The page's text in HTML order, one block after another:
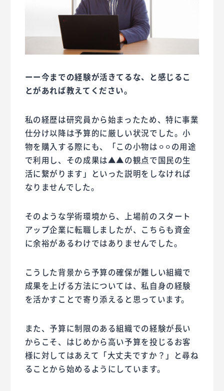
ーー今までの経験が活きてるな、と感じるこ
とがあれば教えてください。
私の経歴は研究員から始まったため、特に事業
仕分け以降は予算的に厳しい状況でした。小
物を購入する際にも、「この小物は⚪︎⚪︎の用途
で利用し、その成果は▲▲の観点で国民の生
活に繋がります」といった説明をしなければ
なりませんでした。
そのような学術環境から、上場前のスタート
アップ企業に転職しましたが、こちらも資金
に余裕があるわけではありませんでした。
こうした背景から予算の確保が難しい組織で
成果を上げる方法については、私自身の経験
を活かすことで寄り添えると思っています。
また、予算に制限のある組織での経験が長い
からこそ、はじめから高い予算を投じるお客
様に対してはあえて「大丈夫ですか？」と尋ね
ることから始めるようにしています。